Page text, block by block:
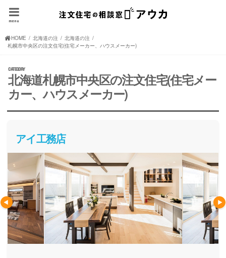
menu
HOME 北海道の注文住宅(住宅メーカー、ハウスメーカー)
北海道の注文住宅(住宅メーカー、ハウスメーカー)
札幌市中央区の注文住宅(住宅メーカー、ハウスメーカー)
北海道札幌市中央区の注文住宅(住宅メー
カー、ハウスメーカー)
アイ工務店